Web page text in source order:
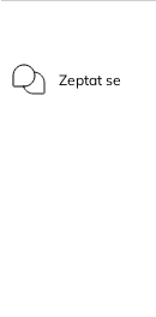
Zeptat se